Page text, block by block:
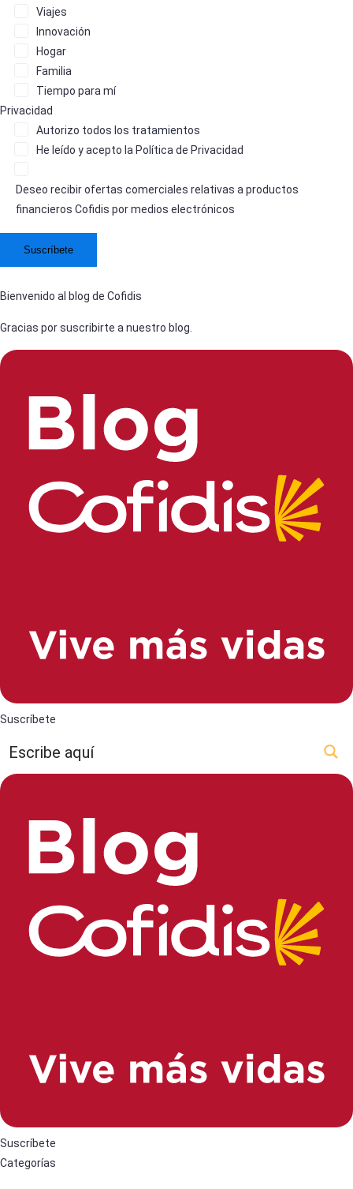
Viajes
Innovación
Hogar
Familia
Tiempo para mí
Privacidad
Autorizo todos los tratamientos
He leído y acepto la Política de Privacidad
Deseo recibir ofertas comerciales relativas a productos
financieros Cofidis por medios electrónicos
Bienvenido al blog de Cofidis
Gracias por suscribirte a nuestro blog.
Suscríbete
Suscríbete
Categorías